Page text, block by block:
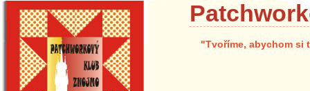
"Tvoříme, abychom si